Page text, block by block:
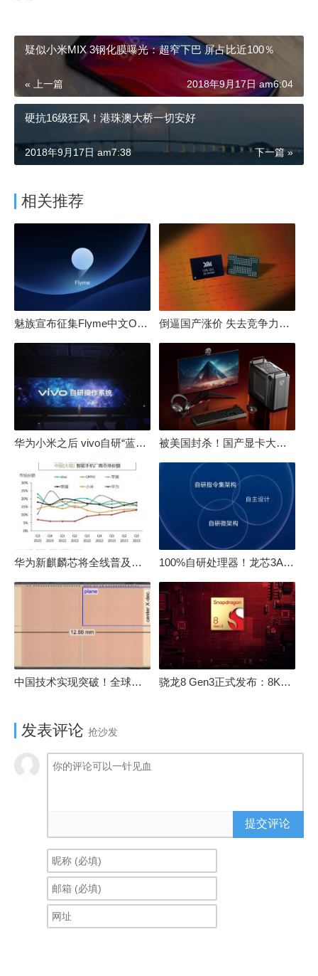
疑似小米MIX 3钢化膜曝光：超窄下巴 屏占比近100％
« 上一篇 2018年9月17日 am6:04
硬抗16级狂风！港珠澳大桥一切安好
下一篇 »
2018年9月17日 am7:38
相关推荐
魅族宣布征集Flyme中文OS名：要像鸿蒙、澎湃一样响亮 倒逼国产涨价 失去竞争力！三星要减产50%：SSD必须涨价
华为小米之后 vivo自研“蓝河”操作系统重磅发布 被美国封杀！国产显卡大厂：中国GPU不存在至暗时刻
华为新麒麟芯将全线普及！高中低端全面采用 改写竞争格局 100%自研处理器！龙芯3A6000评测：与10代酷睿互有胜负
中国技术实现突破！全球最先进的3D NAND存储芯片被发现 骁龙8 Gen3正式发布：8K240手游成真！AI性能飙升98％
发表评论 抢沙发
提交评论